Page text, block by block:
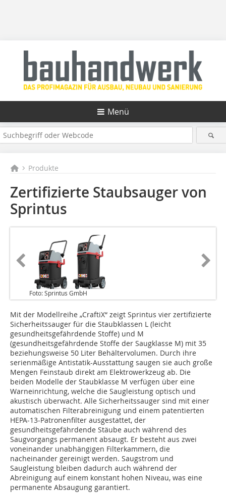
Menü
Produkte
Zertifizierte Staubsauger von
Sprintus
Foto: Sprintus GmbH
Mit der Modellreihe „CraftiX“ zeigt Sprintus vier zertifizierte
Sicherheitssauger für die Staubklassen L (leicht
gesundheitsgefährdende Stoffe) und M
(gesundheitsgefährdende Stoffe der Saugklasse M) mit 35
beziehungsweise 50 Liter Behältervolumen. Durch ihre
serienmäßige Antistatik-Ausstattung saugen sie auch große
Mengen Feinstaub direkt am Elektrowerkzeug ab. Die
beiden Modelle der Staubklasse M verfügen über eine
Warneinrichtung, welche die Saugleistung optisch und
akustisch überwacht. Alle Sicherheitssauger sind mit einer
automatischen Filterabreinigung und einem patentierten
HEPA-13-Patronenfilter ausgestattet, der
gesundheitsgefährdende Stäube auch während des
Saugvorgangs permanent absaugt. Er besteht aus zwei
voneinander unabhängigen Filterkammern, die
nacheinander gereinigt werden. Saugstrom und
Saugleistung bleiben dadurch auch während der
Abreinigung auf einem konstant hohen Niveau, was eine
permanente Absaugung garantiert.